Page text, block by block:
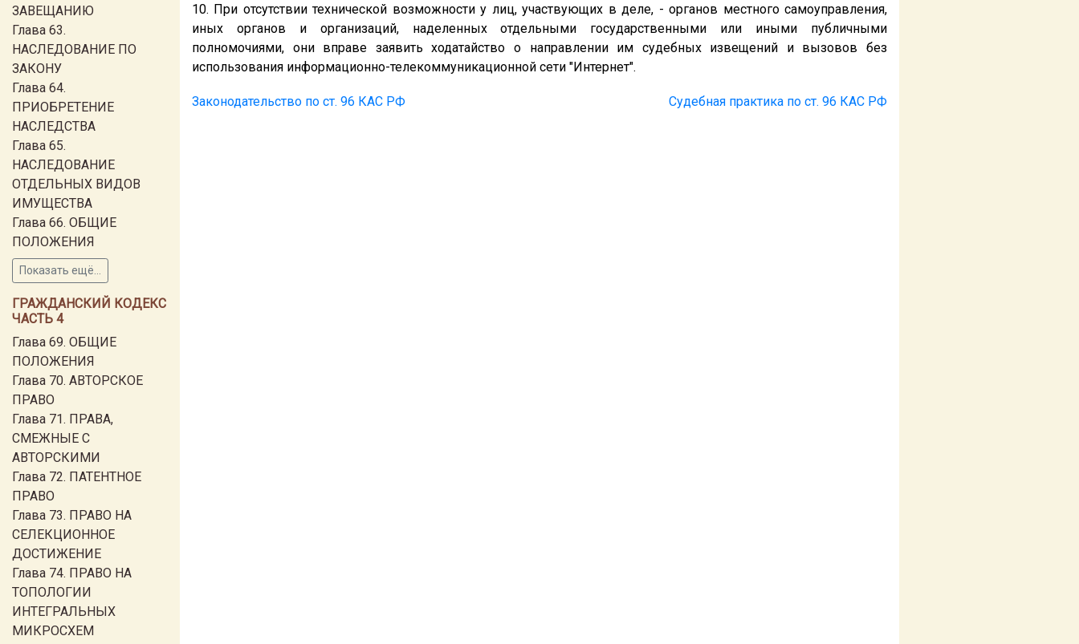
ЗАВЕЩАНИЮ
Глава 63.
НАСЛЕДОВАНИЕ ПО
ЗАКОНУ
Глава 64.
ПРИОБРЕТЕНИЕ
НАСЛЕДСТВА
Глава 65.
НАСЛЕДОВАНИЕ
ОТДЕЛЬНЫХ ВИДОВ
ИМУЩЕСТВА
Глава 66. ОБЩИЕ
ПОЛОЖЕНИЯ
Показать ещё...
ГРАЖДАНСКИЙ КОДЕКС
ЧАСТЬ 4
Глава 69. ОБЩИЕ
ПОЛОЖЕНИЯ
Глава 70. АВТОРСКОЕ
ПРАВО
Глава 71. ПРАВА,
СМЕЖНЫЕ С
АВТОРСКИМИ
Глава 72. ПАТЕНТНОЕ
ПРАВО
Глава 73. ПРАВО НА
СЕЛЕКЦИОННОЕ
ДОСТИЖЕНИЕ
Глава 74. ПРАВО НА
ТОПОЛОГИИ
ИНТЕГРАЛЬНЫХ
МИКРОСХЕМ
10. При отсутствии технической возможности у лиц, участвующих в деле, - органов местного самоуправления,
иных органов и организаций, наделенных отдельными государственными или иными публичными
полномочиями, они вправе заявить ходатайство о направлении им судебных извещений и вызовов без
использования информационно-телекоммуникационной сети "Интернет".
Законодательство по ст. 96 КАС РФ Судебная практика по ст. 96 КАС РФ